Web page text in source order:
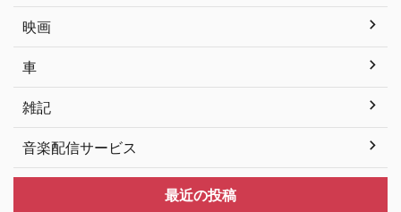
映画
車
雑記
音楽配信サービス
最近の投稿